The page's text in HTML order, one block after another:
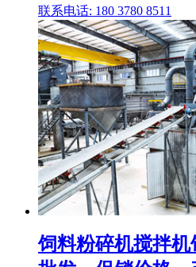
联系电话: 180 3780 8511
饲料粉碎机搅拌